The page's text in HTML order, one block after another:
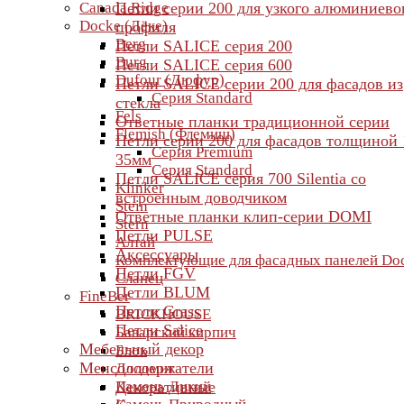
Canada Ridge
Docke (Дёке)
Berg
Burg
Dufour (Дюфур)
Серия Standard
Fels
Flemish (Флемиш)
Серия Premium
Серия Standard
Klinker
Stein
Stern
Алтай
Комплектующие для фасадных панелей
Сланец
FineBer
BRICKHOUSE
Баварский кирпич
Блок
Доломит
Камень Дикий
Петли серии 200 для узкого
профиля
Петли SALICE серия 200
Петли SALICE серия 600
Петли SALICE серии 200 для фасадов из
стекла
Ответные планки традиционной серии
Петли серии 200 для фасадов толщиной
35мм
Петли SALICE серия 700 Silentia со
встроенным доводчиком
Ответные планки клип-серии DOMI
Петли PULSE
Аксессуары
Петли FGV
Петли BLUM
Петли Grass
Петли Salice
Мебельный декор
Менсолодержатели
Декоративные